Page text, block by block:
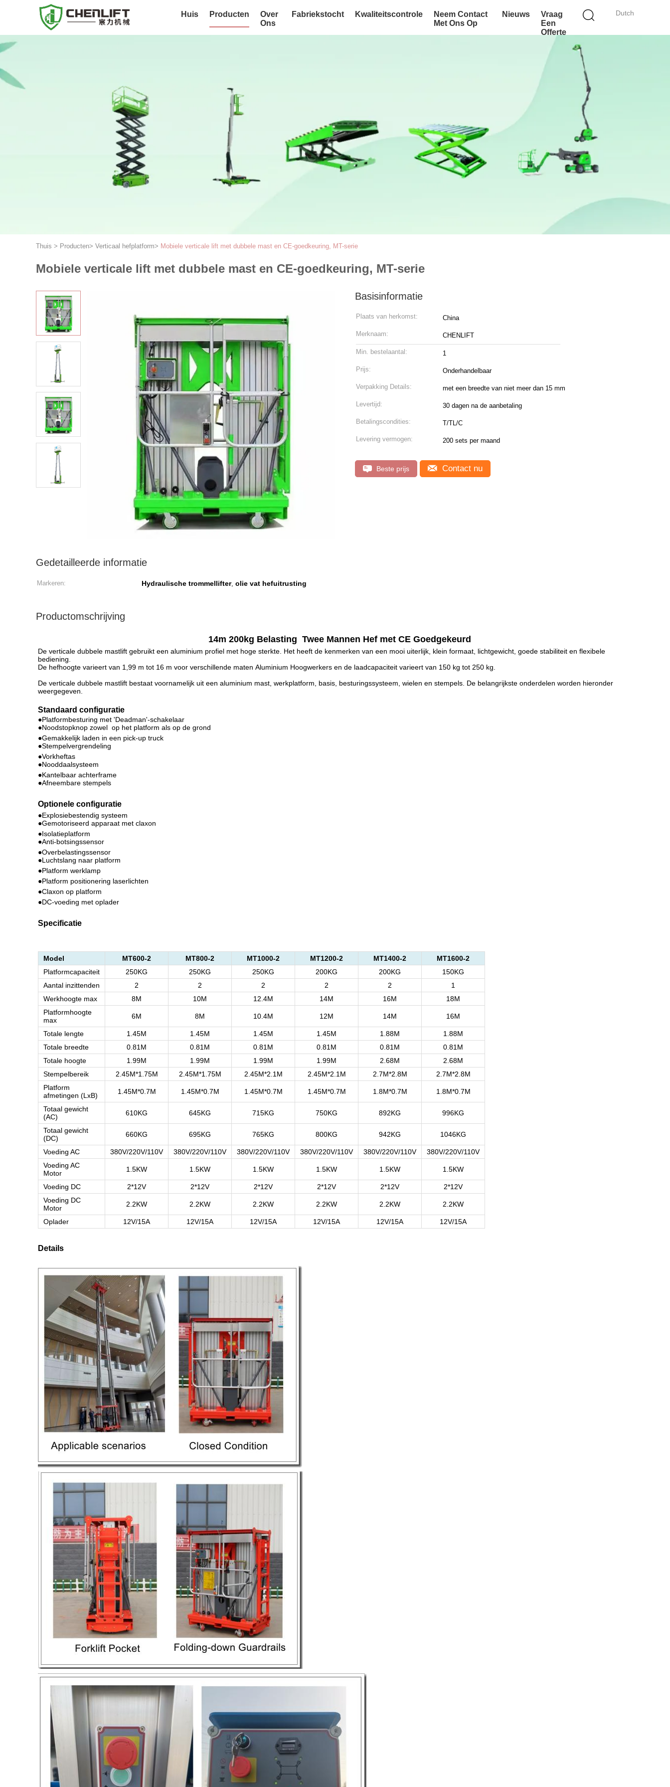
Dutch
Huis Producten
Over
Ons
Fabriekstocht Kwaliteitscontrole
Neem Contact
Met Ons Op
Nieuws
Vraag
Een
Offerte
Thuis > Producten> Verticaal hefplatform> Mobiele verticale lift met dubbele mast en CE-goedkeuring, MT-serie
Mobiele verticale lift met dubbele mast en CE-goedkeuring, MT-serie
Basisinformatie
Plaats van herkomst: China
Merknaam: CHENLIFT
Min. bestelaantal: 1
Prijs: Onderhandelbaar
Verpakking Details: met een breedte van niet meer dan 15 mm
Levertijd: 30 dagen na de aanbetaling
Betalingscondities: T/TL/C
Levering vermogen: 200 sets per maand
Beste prijs Contact nu
Gedetailleerde informatie
Markeren: Hydraulische trommellifter, olie vat hefuitrusting
Productomschrijving
14m 200kg Belasting Twee Mannen Hef met CE Goedgekeurd
De verticale dubbele mastlift gebruikt een aluminium profiel met hoge sterkte. Het heeft de kenmerken van een mooi uiterlijk, klein formaat, lichtgewicht, goede stabiliteit en flexibele
bediening.
De hefhoogte varieert van 1,99 m tot 16 m voor verschillende maten Aluminium Hoogwerkers en de laadcapaciteit varieert van 150 kg tot 250 kg.
De verticale dubbele mastlift bestaat voornamelijk uit een aluminium mast, werkplatform, basis, besturingssysteem, wielen en stempels. De belangrijkste onderdelen worden hieronder
weergegeven.
Standaard configuratie
●Platformbesturing met 'Deadman'-schakelaar
●Noodstopknop zowel op het platform als op de grond
●Gemakkelijk laden in een pick-up truck
●Stempelvergrendeling
●Vorkheftas
●Nooddaalsysteem
●Kantelbaar achterframe
●Afneembare stempels
Optionele configuratie
●Explosiebestendig systeem
●Gemotoriseerd apparaat met claxon
●Isolatieplatform
●Anti-botsingssensor
●Overbelastingssensor
●Luchtslang naar platform
●Platform werklamp
●Platform positionering laserlichten
●Claxon op platform
●DC-voeding met oplader
Specificatie
Model MT600-2 MT800-2 MT1000-2 MT1200-2 MT1400-2
MT1600-2
Platformcapaciteit
250KG 250KG 250KG 200KG 200KG
150KG
Aantal inzittenden
2 2 2 2 2
1
Werkhoogte max
8M 10M 12.4M 14M 16M
18M
Platformhoogte
max
6M 8M 10.4M 12M 14M 16M
Totale lengte 1.45M 1.45M 1.45M 1.45M 1.88M
1.88M
Totale breedte
0.81M 0.81M 0.81M 0.81M 0.81M
0.81M
Totale hoogte
1.99M 1.99M 1.99M 1.99M 2.68M
2.68M
Stempelbereik
2.45M*1.75M 2.45M*1.75M 2.45M*2.1M 2.45M*2.1M 2.7M*2.8M
2.7M*2.8M
Platform
afmetingen (LxB)
1.45M*0.7M 1.45M*0.7M 1.45M*0.7M 1.45M*0.7M 1.8M*0.7M 1.8M*0.7M
Totaal gewicht
(AC)
610KG 645KG 715KG 750KG 892KG 996KG
Totaal gewicht
(DC)
660KG 695KG 765KG 800KG 942KG 1046KG
Voeding AC 380V/220V/110V 380V/220V/110V 380V/220V/110V 380V/220V/110V 380V/220V/110V
380V/220V/110V
Voeding AC
Motor
1.5KW 1.5KW 1.5KW 1.5KW 1.5KW 1.5KW
Voeding DC 2*12V 2*12V 2*12V 2*12V 2*12V
2*12V
Voeding DC
Motor
2.2KW 2.2KW 2.2KW 2.2KW 2.2KW 2.2KW
Oplader 12V/15A 12V/15A 12V/15A 12V/15A 12V/15A 12V/15A
Details